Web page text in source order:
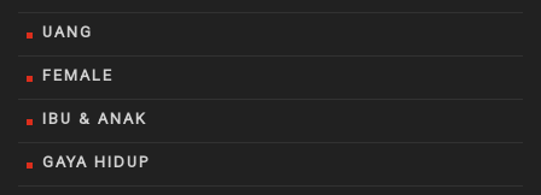
UANG
FEMALE
IBU & ANAK
GAYA HIDUP